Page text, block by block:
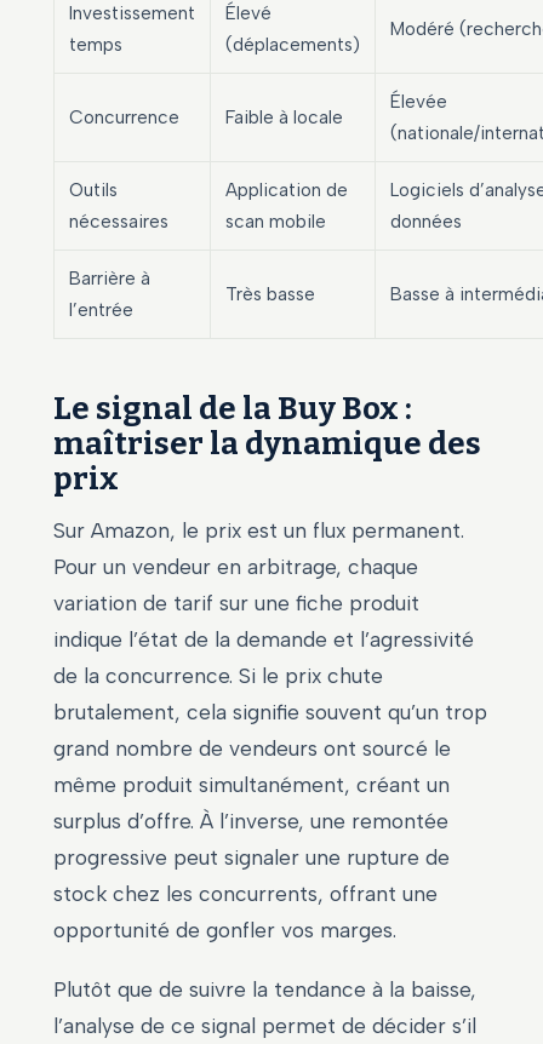
Investissement
temps
Élevé
(déplacements)
Modéré
Concurrence Faible à locale
Élevée
(nationale/
Outils
nécessaires
Application de
scan mobile
Logiciels
données
Barrière à
l’entrée
Très basse Basse à
Le signal de la Buy Box :
maîtriser la dynamique des
prix
Sur Amazon, le prix est un flux permanent.
Pour un vendeur en arbitrage, chaque
variation de tarif sur une fiche produit
indique l’état de la demande et l’agressivité
de la concurrence. Si le prix chute
brutalement, cela signifie souvent qu’un trop
grand nombre de vendeurs ont sourcé le
même produit simultanément, créant un
surplus d’offre. À l’inverse, une remontée
progressive peut signaler une rupture de
stock chez les concurrents, offrant une
opportunité de gonfler vos marges.
Plutôt que de suivre la tendance à la baisse,
l’analyse de ce signal permet de décider s’il